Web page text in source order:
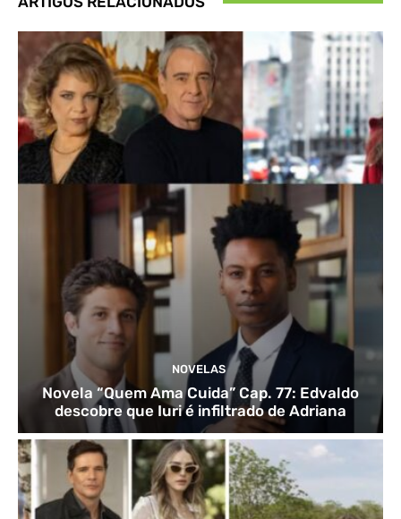
NOVELAS
Novela “Quem Ama Cuida” Cap. 77: Edvaldo
descobre que Iuri é infiltrado de Adriana